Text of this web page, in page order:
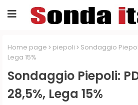
Home page piepoli
Sondaggio
Lega 15%
Sondaggio Piepoli:
28,5%, Lega 15%